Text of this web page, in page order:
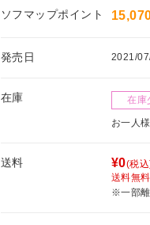
ソフマップポイント
発売日 2021/
在庫 在庫
お一人
送料 ¥0(税
送料無
※一部離